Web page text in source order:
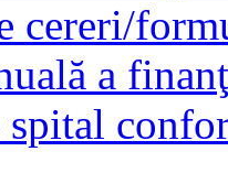
cereri/
a